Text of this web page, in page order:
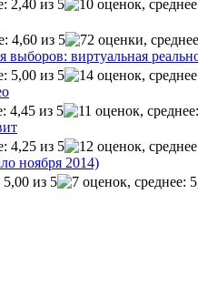
выборов: виртуальная
ноября 2014)